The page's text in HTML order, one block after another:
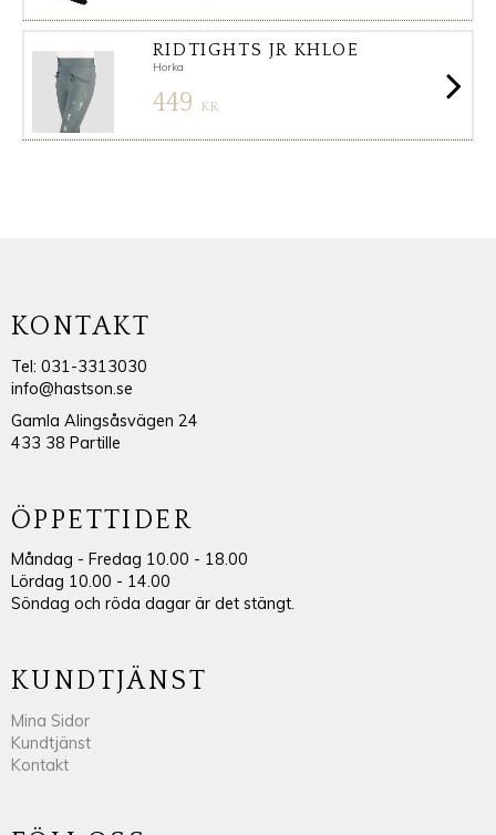
RIDTIGHTS JR KHLOE
Horka
449 KR
KONTAKT
Tel: 031-3313030
info@hastson.se
Gamla Alingsåsvägen 24
433 38 Partille
ÖPPETTIDER
Måndag - Fredag 10.00 - 18.00
Lördag 10.00 - 14.00
Söndag och röda dagar är det stängt.
KUNDTJÄNST
Mina Sidor
Kundtjänst
Kontakt